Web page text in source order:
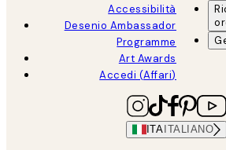
Accessibilità
Desenio Ambassador
Programme
Art Awards
Accedi (Affari)
ITA ITALIANO